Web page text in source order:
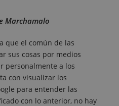
Marchamalo
que el común de las
sus cosas por medios
personalmente a los
con visualizar los
para entender las
con lo anterior, no hay